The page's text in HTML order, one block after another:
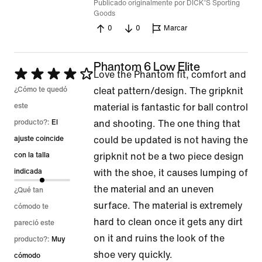
Publicado originalmente por DICK'S Sporting
Goods
0
0 Marcar
Se
calificó
con
4
de
5
¿Cómo te quedó
este
producto?: El
ajuste coincide
con la talla
indicada
¿Qué tan
cómodo te
pareció este
producto?: Muy
cómodo
Phantom 6 Low Elite
Love the Phantom fit, comfort and
cleat pattern/design. The gripknit
material is fantastic for ball control
and shooting. The one thing that
could be updated is not having the
gripknit not be a two piece design
with the shoe, it causes lumping of
the material and an uneven
surface. The material is extremely
hard to clean once it gets any dirt
on it and ruins the look of the
shoe very quickly.